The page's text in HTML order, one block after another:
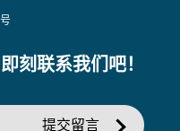
即刻联系我们吧！
提交留言